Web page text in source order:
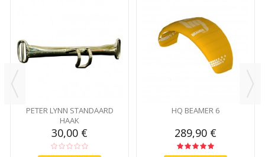
PETER LYNN STANDAARD
HAAK
30,00 €
HQ BEAMER 6
289,90 €